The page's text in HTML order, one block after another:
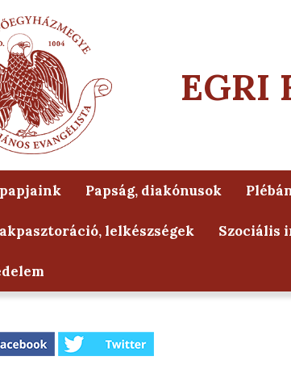
EGRI
Papság, diakónusok
lelkészségek Szociális